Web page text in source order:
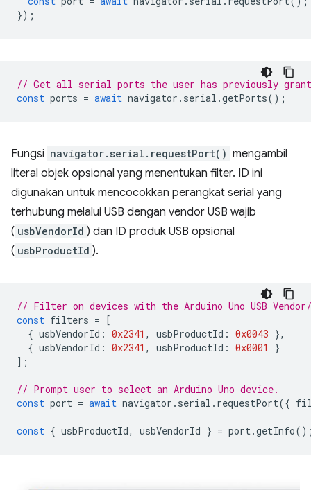
});
// Get all serial ports the user has previously
const ports = await navigator . serial .getPorts();
Fungsi navigator.serial.requestPort() mengambil
literal objek opsional yang menentukan filter. ID ini
digunakan untuk mencocokkan perangkat serial yang
terhubung melalui USB dengan vendor USB wajib
( usbVendorId ) dan ID produk USB opsional
( usbProductId ).
// Filter on devices with the Arduino Uno USB
const filters = [
{ usbVendorId : 0x2341 , usbProductId : 0x0043 },
{ usbVendorId : 0x2341 , usbProductId : 0x0001
}
];
// Prompt user to select an Arduino Uno device.
const port = await navigator . serial . requestPort({
const { usbProductId, usbVendorId } = port.getInfo